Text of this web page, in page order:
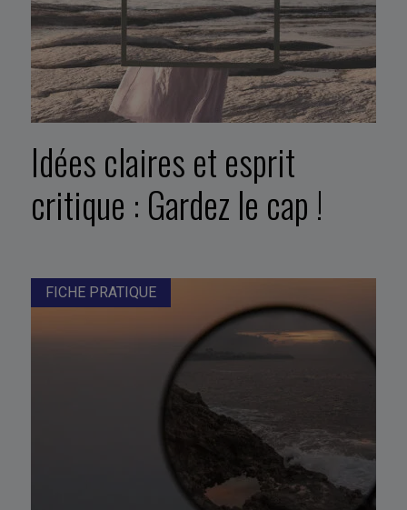
Idées claires et esprit
critique : Gardez le cap !
FICHE PRATIQUE